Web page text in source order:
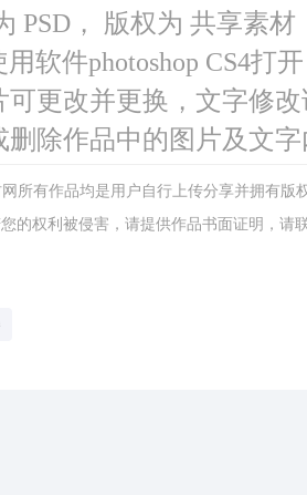
PSD， 版权为 共享素
软件photoshop CS4打
可更改并更换，文字修
删除作品中的图片及文
所有作品均是用户自行上传分享并拥有版
的权利被侵害，请提供作品书面证明，请